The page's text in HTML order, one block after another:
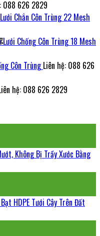
088 626 2829
Lưới Chắn Côn Trùng 22 Mesh
Lưới Chống Côn Trùng 18 Mesh
Côn Trùng Liên hệ: 088 626
hệ: 088 626 2829
Không Bị Trầy Xước Bằng
HDPE Tưới Cây Trên Đất